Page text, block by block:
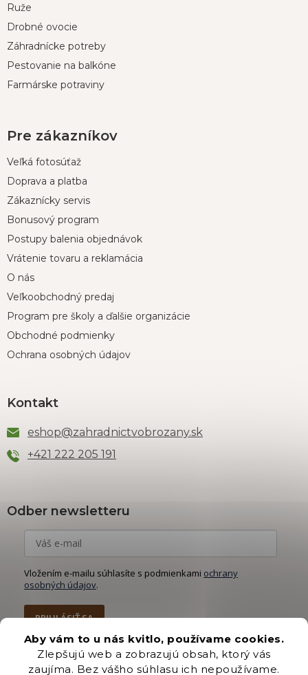
Aby vám to u nás kvitlo, používame cookies.
Zlepšujú web a zobrazujú obsah, ktorý vás
zaujíma. Bez vášho súhlasu ich nepoužívame.
Ruže
Drobné ovocie
Záhradnícke potreby
Pestovanie na balkóne
Farmárske potraviny
Pre zákazníkov
Veľká fotosúťaž
Doprava a platba
Zákaznícky servis
Bonusový program
Postupy balenia objednávok
Vrátenie tovaru a reklamácia
O nás
Veľkoobchodný predaj
Program pre školy a ďalšie organizácie
Obchodné podmienky
Ochrana osobných údajov
Kontakt
eshop@zahradnictvobrozany.sk
+421 222 205 191
Odber newsletteru
Vložením e-mailu súhlasíte s podmienkami ochrany
osobných údajov.
PRIHLÁSIŤ SA